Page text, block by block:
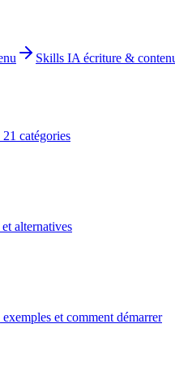
Skills IA écriture &
catégories
alternatives
et comment démarrer